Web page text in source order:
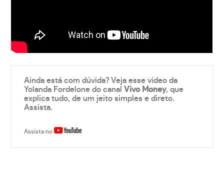
Ainda está com dúvida? Veja esse vídeo da
Yolanda Fordelone do canalVivo Money, que
explica tudo, de um jeito simples e direto.
Assista.
Assista no